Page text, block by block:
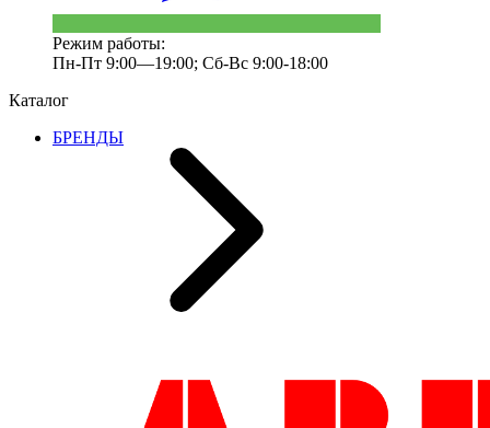
Режим работы:
Пн-Пт 9:00—19:00; Сб-Вс 9:00-18:00
Каталог
БРЕНДЫ